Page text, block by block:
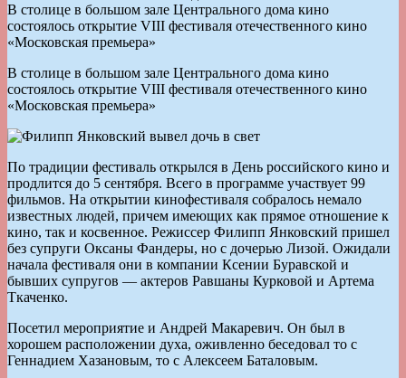
В столице в большом зале Центрального дома кино
состоялось открытие VIII фестиваля отечественного кино
«Московская премьера»
В столице в большом зале Центрального дома кино
состоялось открытие VIII фестиваля отечественного кино
«Московская премьера»
По традиции фестиваль открылся в День российского кино и
продлится до 5 сентября. Всего в программе участвует 99
фильмов. На открытии кинофестиваля собралось немало
известных людей, причем имеющих как прямое отношение к
кино, так и косвенное. Режиссер Филипп Янковский пришел
без супруги Оксаны Фандеры, но с дочерью Лизой. Ожидали
начала фестиваля они в компании Ксении Буравской и
бывших супругов — актеров Равшаны Курковой и Артема
Ткаченко.
Посетил мероприятие и Андрей Макаревич. Он был в
хорошем расположении духа, оживленно беседовал то с
Геннадием Хазановым, то с Алексеем Баталовым.